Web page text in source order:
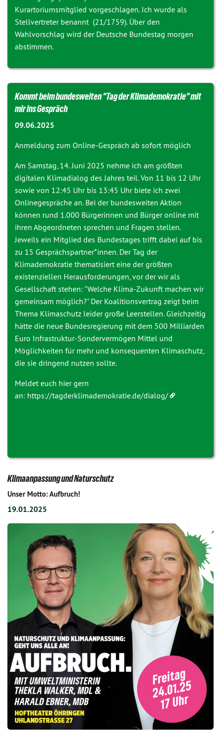
Kurartoriumsmitglied vorgeschlagen. Ich wurde als
Stellvertreter benannt (21/1759). Über den
Wahlvorschlag wird der Deutsche Bundestag morgen
abstimmen.
Kommt beim bundesweiten "Tag der Klimademokratie" mit
mir ins Gespräch
09.06.2025
Anmeldung zum Online-Gespräch ab sofort möglich
Am Samstag, 14. Juni 2025 nehme ich am größten
digitalen Klimadialog des Jahres teil. Von 11 bis 12 Uhr
sowie von 12:45 Uhr bis 13:45 Uhr biete ich zwei
Onlinegespräche an. Bei der bundesweiten Aktion
können rund 1.000 Bürgerinnen und Bürger online mit
ihren Abgeordneten sprechen und Fragen stellen.
Jeweils ein Mitglied des Bundestages trifft dabei auf bis
zu 15 Gesprächspartner*innen. Der Tag der
Klimademokratie thematisiert eine der größten
existenziellen Herausforderungen, vor der wir als
Gesellschaft stehen: "Welche Klima-Zukunft machen wir
gemeinsam möglich?" Der Koalitionsvertrag zeigt beim
Thema Klimaschutz leider große Leerstellen. Gleichzeitig
hätte die neue Bundesregierung mit dem 500 Milliarden
Euro Infrastruktur-Sondervermögen Mittel und
Möglichkeiten für mehr und konsequenten Klimaschutz,
die sie dringend nutzen sollte.
Meldet euch hier gern
an: https://tagderklimademokratie.de/dialog/
Klimaanpassung und Naturschutz
Unser Motto: Aufbruch!
19.01.2025